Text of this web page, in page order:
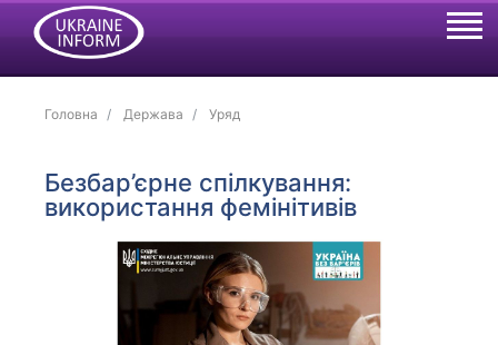
Головна Держава Уряд
Безбар’єрне спілкування:
використання фемінітивів